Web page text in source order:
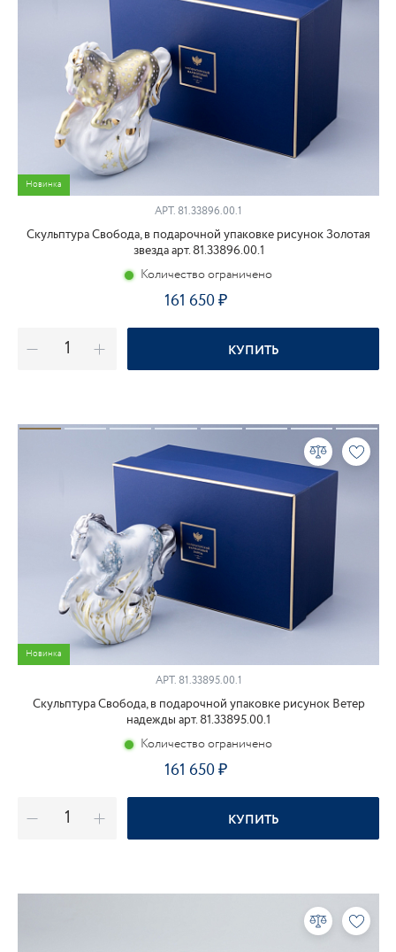
Новинка
АРТ. 81.33896.00.1
Скульптура Свобода, в подарочной упаковке рисунок Золотая
звезда арт. 81.33896.00.1
Количество ограничено
161 650
КУПИТЬ
Новинка
АРТ.81.33895.00.1
Скульптура Свобода, в подарочной упаковке рисунок Ветер
надежды арт. 81.33895.00.1
Количество ограничено
161 650
КУПИТЬ